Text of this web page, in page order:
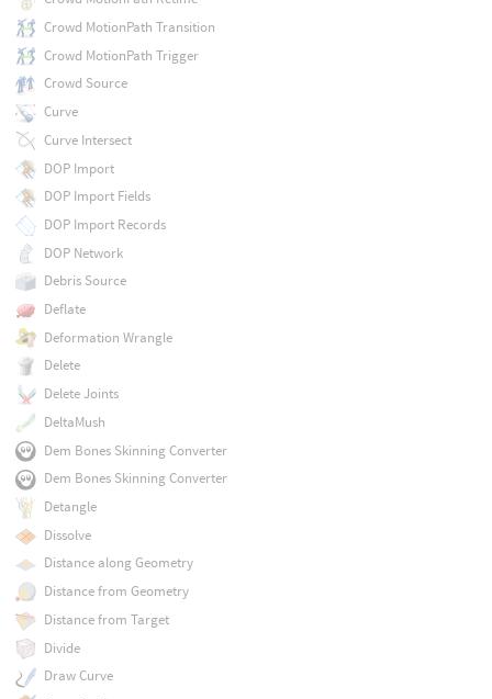
Crowd MotionPath Transition
Crowd MotionPath Trigger
Crowd Source
Curve
Curve Intersect
DOP Import
DOP Import Fields
DOP Import Records
DOP Network
Debris Source
Deflate
Deformation Wrangle
Delete
Delete Joints
DeltaMush
Dem Bones Skinning Converter
Dem Bones Skinning Converter
Detangle
Dissolve
Distance along Geometry
Distance from Geometry
Distance from Target
Divide
Draw Curve